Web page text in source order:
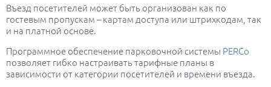
Въезд посетителей может быть организован как по
гостевым пропускам – картам доступа или штрихкодам, так
и на платной основе.
Программное обеспечение парковочной системы PERCo
позволяет гибко настраивать тарифные планы в
зависимости от категории посетителей и времени въезда.